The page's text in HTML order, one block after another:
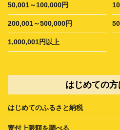
50,001～100,000円
200,001～500,000円
1,000,001円以上
はじめての方
はじめてのふるさと納税
寄付上限額を調べる